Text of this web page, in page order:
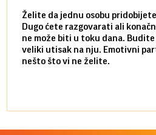
Želite da jednu osobu
Dugo ćete razgovarati ali
ne može biti u toku dana.
veliki utisak na nju. Emotivni
nešto što vi ne želite.